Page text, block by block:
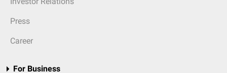
Press
Career
For Business